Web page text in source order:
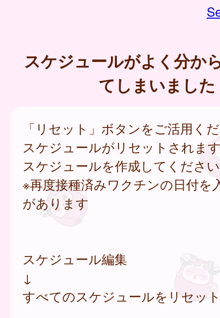
スケジュールがよく分か
てしまいました
「リセット」ボタンをご活用く
スケジュールがリセットされま
スケジュールを作成してくださ
※再度接種済みワクチンの日付を
があります
スケジュール編集
↓
すべてのスケジュールをリセッ